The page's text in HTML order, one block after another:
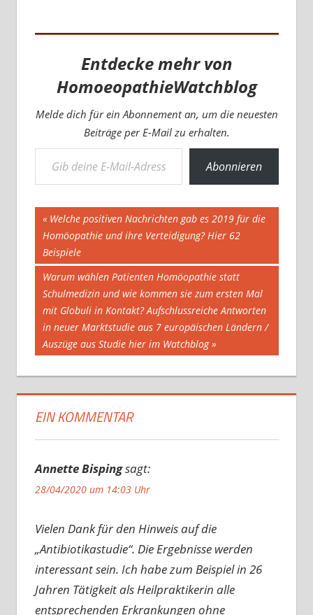
Entdecke mehr von
HomoeopathieWatchblog
Melde dich für ein Abonnement an, um die neuesten
Beiträge per E-Mail zu erhalten.
Gib deine E-Mail-Adresse ein ...
Abonnieren
Beitragsnavigation
Vorheriger
Beitrag:
Welche positiven Nachrichten gab es 2019 für die
Homöopathie und ihre Verteidigung? Hier 62
Beispiele
Nächster
Beitrag:
Warum wählen Patienten Homöopathie statt
Schulmedizin und wie kommen sie zum ersten Mal
mit Globuli in Kontakt? Aufschlussreiche Antworten
in neuer Marktstudie aus 7 europäischen Ländern /
Auszüge aus Studie hier im Watchblog
EIN KOMMENTAR
Annette Bispingsagt:
28/04/2020 um 14:03 Uhr
Vielen Dank für den Hinweis auf die
„Antibiotikastudie“. Die Ergebnisse werden
interessant sein. Ich habe zum Beispiel in 26
Jahren Tätigkeit als Heilpraktikerin alle
entsprechenden Erkrankungen ohne